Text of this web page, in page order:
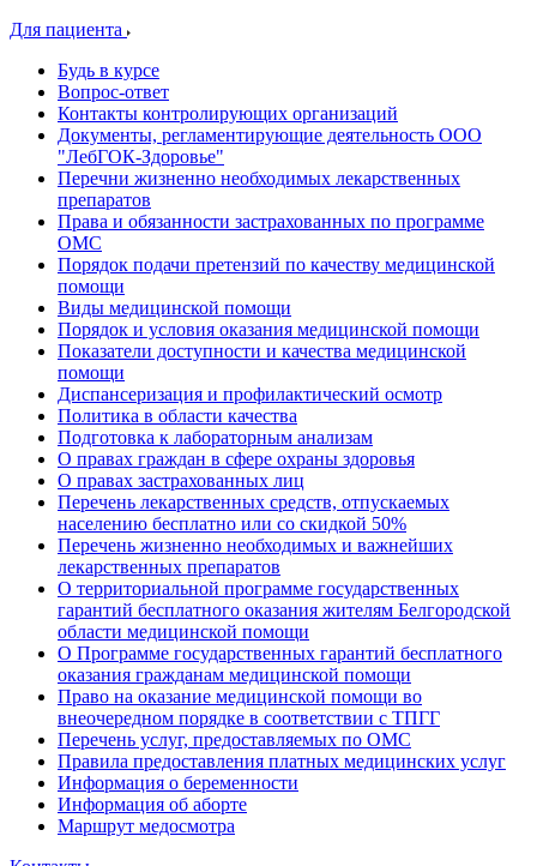
Для пациента
Будь в курсе
Вопрос-ответ
Контакты контролирующих организаций
Документы, регламентирующие деятельность ООО
"ЛебГОК-Здоровье"
Перечни жизненно необходимых лекарственных
препаратов
Права и обязанности застрахованных по программе
ОМС
Порядок подачи претензий по качеству медицинской
помощи
Виды медицинской помощи
Порядок и условия оказания медицинской помощи
Показатели доступности и качества медицинской
помощи
Диспансеризация и профилактический осмотр
Политика в области качества
Подготовка к лабораторным анализам
О правах граждан в сфере охраны здоровья
О правах застрахованных лиц
Перечень лекарственных средств, отпускаемых
населению бесплатно или со скидкой 50%
Перечень жизненно необходимых и важнейших
лекарственных препаратов
О территориальной программе государственных
гарантий бесплатного оказания жителям Белгородской
области медицинской помощи
О Программе государственных гарантий бесплатного
оказания гражданам медицинской помощи
Право на оказание медицинской помощи во
внеочередном порядке в соответствии с ТПГГ
Перечень услуг, предоставляемых по ОМС
Правила предоставления платных медицинских услуг
Информация о беременности
Информация об аборте
Маршрут медосмотра